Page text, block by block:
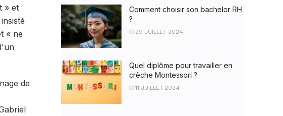
» et
« ne
de
Comment choisir son bachelor RH
?
29 JUILLET 2024
Quel diplôme pour travailler en
crèche Montessori ?
11 JUILLET 2024